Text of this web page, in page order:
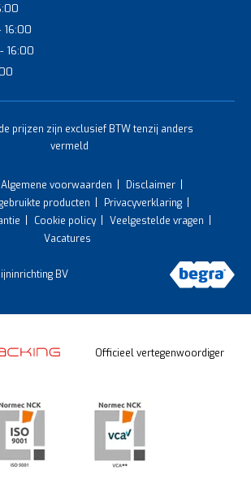
16:00
prijzen zijn exclusief BTW tenzij anders
vermeld
Algemene voorwaarden
Disclaimer
producten
Privacyverklaring
Cookie policy
Veelgestelde vragen
Vacatures
BV
Officieel vertegenwoordiger